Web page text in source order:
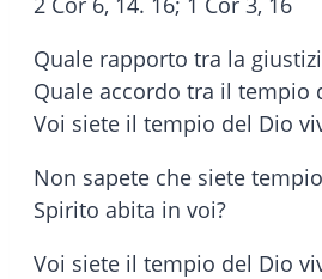
Quale rapporto tra la
Quale accordo tra il tempio
Voi siete il tempio del Dio
Non sapete che siete
Spirito abita in voi?
Voi siete il tempio del Dio